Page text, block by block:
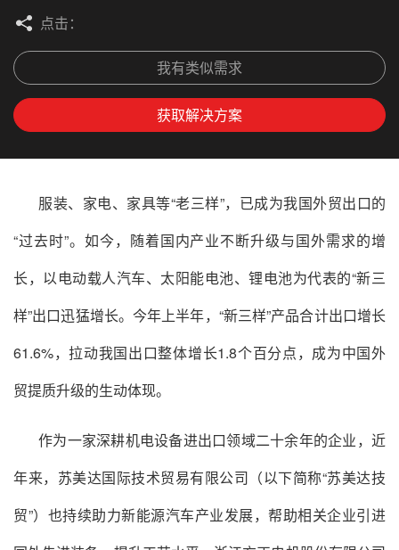
点击：
我有类似需求
获取解决方案
服装、家电、家具等“老三样”，已成为我国外贸出口的
“过去时”。如今，随着国内产业不断升级与国外需求的增
长，以电动载人汽车、太阳能电池、锂电池为代表的“新三
样”出口迅猛增长。今年上半年，“新三样”产品合计出口增长
61.6%，拉动我国出口整体增长1.8个百分点，成为中国外
贸提质升级的生动体现。
作为一家深耕机电设备进出口领域二十余年的企业，近
年来， 苏美达国际技术贸易有限公司（以下简称“苏美达技
贸”）也持续助力新能源汽车产业发展，帮助相关企业引进